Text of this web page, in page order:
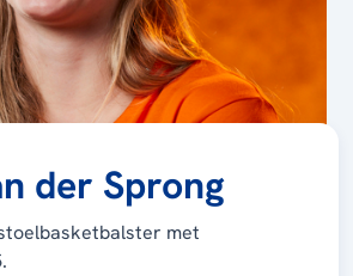
der Sprong
met